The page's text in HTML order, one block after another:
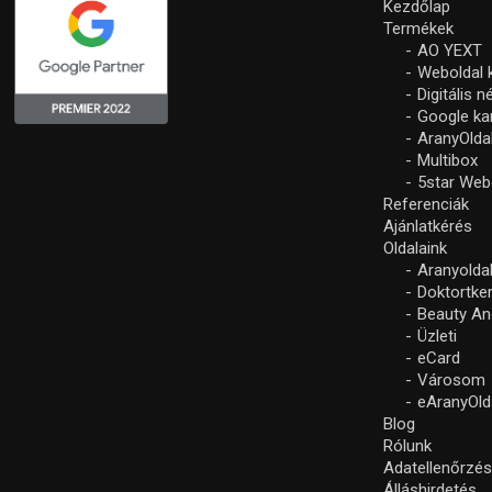
Kezdőlap
Termékek
AO YEXT
Weboldal
Digitális
Google
Multibox
5star
Referenciák
Ajánlatkérés
Oldalaink
Beauty
Üzleti
eCard
Városom
Blog
Rólunk
Adatellenőrzés